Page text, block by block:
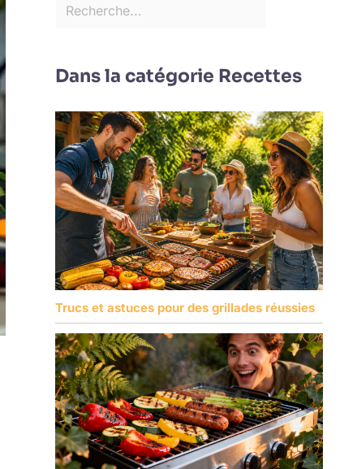
Dans la catégorie Recettes
Trucs et astuces pour des grillades réussies